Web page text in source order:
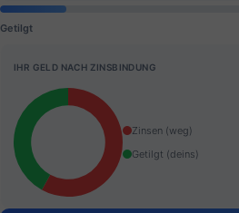
Getilgt
IHR GELD NACH ZINSBINDUNG
Zinsen (weg)
Getilgt (deins)